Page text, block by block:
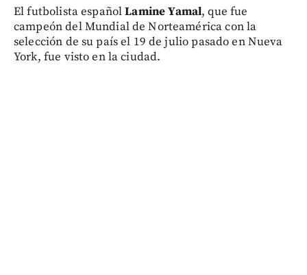
El futbolista españolLamine Yamal, que fue
campeón del Mundial de Norteamérica con la
selección de su país el 19 de julio pasado en Nueva
York, fue visto en la ciudad.